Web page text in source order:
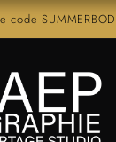
code